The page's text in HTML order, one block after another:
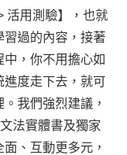
活用測驗】，也就
習過的內容，接著
，你不用擔心如
進度走下去，就可
我們強烈建議，
法實體書及獨家
、互動更多元，